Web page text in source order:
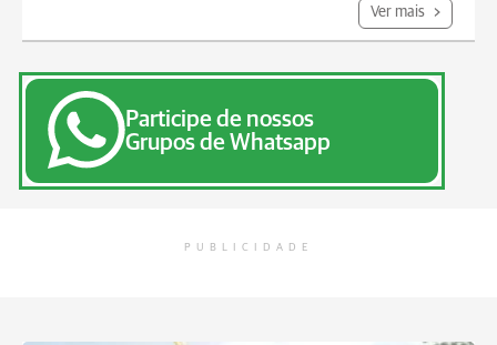
Ver mais
Participe de nossos
Grupos de Whatsapp
PUBLICIDADE